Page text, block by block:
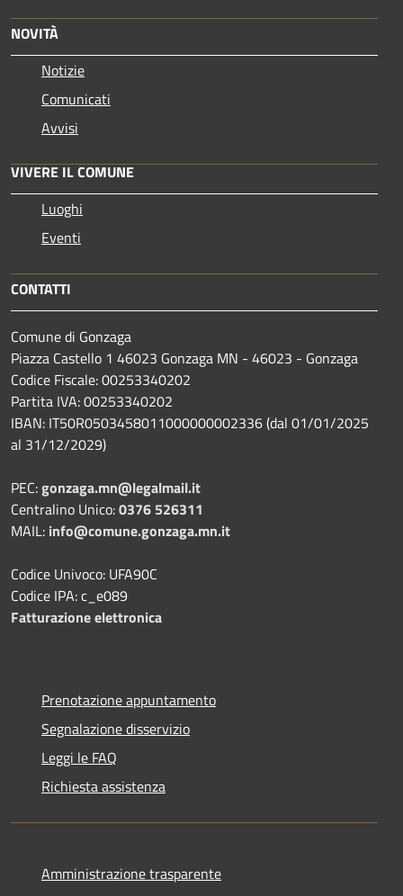
NOVITÀ
Notizie
Comunicati
Avvisi
VIVERE IL COMUNE
Luoghi
Eventi
CONTATTI
Comune di Gonzaga
Piazza Castello 1 46023 Gonzaga MN - 46023 - Gonzaga
Codice Fiscale: 00253340202
Partita IVA: 00253340202
IBAN: IT50R0503458011000000002336 (dal 01/01/2025
al 31/12/2029)
PEC:gonzaga.mn@legalmail.it
Centralino Unico:0376 526311
MAIL: info@comune.gonzaga.mn.it
Codice Univoco: UFA90C
Codice IPA: c_e089
Fatturazione elettronica
Prenotazione appuntamento
Segnalazione disservizio
Leggi le FAQ
Richiesta assistenza
Amministrazione trasparente